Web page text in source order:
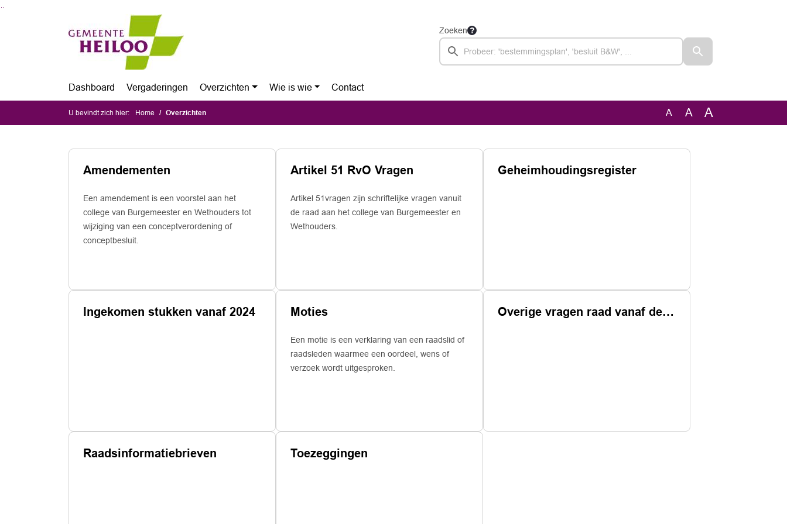
Ga naar de inhoud van deze pagina
Zoeken
Dashboard Vergaderingen Overzichten Wie is wie Contact
U bevindt zich hier: Home Overzichten A A A
Amendementen
Een amendement is een voorstel aan het
college van Burgemeester en Wethouders tot
wijziging van een conceptverordening of
conceptbesluit.
Artikel 51 RvO Vragen
Artikel 51vragen zijn schriftelijke vragen vanuit
de raad aan het college van Burgemeester en
Wethouders.
Geheimhoudingsregister
Ingekomen stukken vanaf 2024 Moties
Een motie is een verklaring van een raadslid of
raadsleden waarmee een oordeel, wens of
verzoek wordt uitgesproken.
Overige vragen raad vanaf december 2024
Raadsinformatiebrieven Toezeggingen